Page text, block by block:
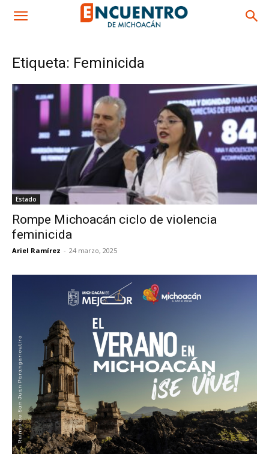
Etiqueta: Feminicida
Estado
Rompe Michoacán ciclo de violencia
feminicida
Ariel Ramírez - 24 marzo, 2025